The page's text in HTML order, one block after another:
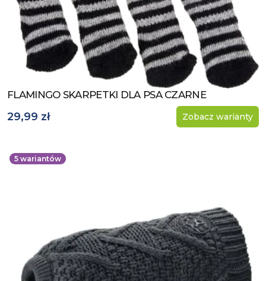
Zobacz produkt
FLAMINGO SKARPETKI DLA PSA CZARNE
29,99 zł Zobacz warianty
5 wariantów